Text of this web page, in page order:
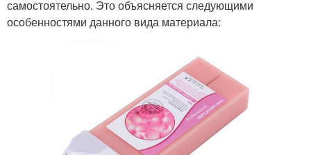
самостоятельно. Это объясняется следующими
особенностями данного вида материала: